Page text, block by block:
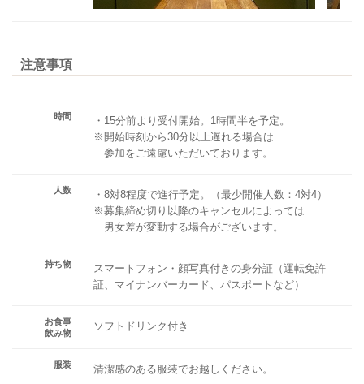
注意事項
時間
・15分前より受付開始。1時間半を予定。
※開始時刻から30分以上遅れる場合は
参加をご遠慮いただいております。
人数
・8対8程度で進行予定。（最少開催人数：4対4）
※募集締め切り以降のキャンセルによっては
男女差が変動する場合がございます。
持ち物
スマートフォン・顔写真付きの身分証（運転免許
証、マイナンバーカード、パスポートなど）
お食事
飲み物
ソフトドリンク付き
服装 清潔感のある服装でお越しください。